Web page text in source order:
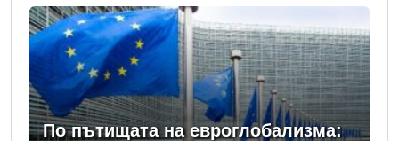
По пътищата на евроглобализма: